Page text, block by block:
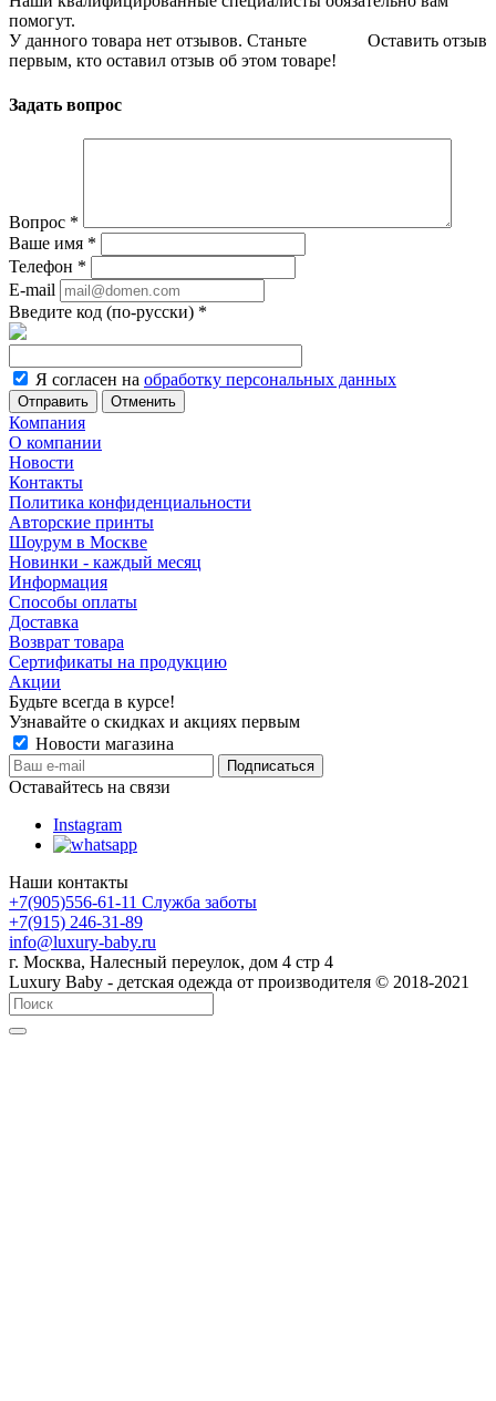
помогут.
Оставить отзыв
У данного товара нет отзывов. Станьте
первым, кто оставил отзыв об этом товаре!
Задать вопрос
Вопрос *
Ваше имя *
Телефон *
E-mail
Введите код (по-русски) *
Я согласен на обработку персональных данных
Отменить
Компания
О компании
Новости
Контакты
Политика конфиденциальности
Авторские принты
Шоурум в Москве
Новинки - каждый месяц
Информация
Способы оплаты
Доставка
Возврат товара
Сертификаты на продукцию
Акции
Будьте всегда в курсе!
Узнавайте о скидках и акциях первым
Новости магазина
Оставайтесь на связи
Instagram
Наши контакты
+7(905)556-61-11 Служба заботы
+7(915) 246-31-89
info@luxury-baby.ru
г. Москва, Налесный переулок, дом 4 стр 4
Luxury Baby - детская одежда от производителя © 2018-2021